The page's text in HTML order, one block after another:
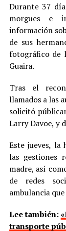
Durante 37
morgues e
información
de sus
fotográfico de
Guaira.
Tras el
llamados a las
solicitó
Larry Davoe, y
Este jueves, la
las gestiones
madre, así
de redes
ambulancia
Lee también:
transporte